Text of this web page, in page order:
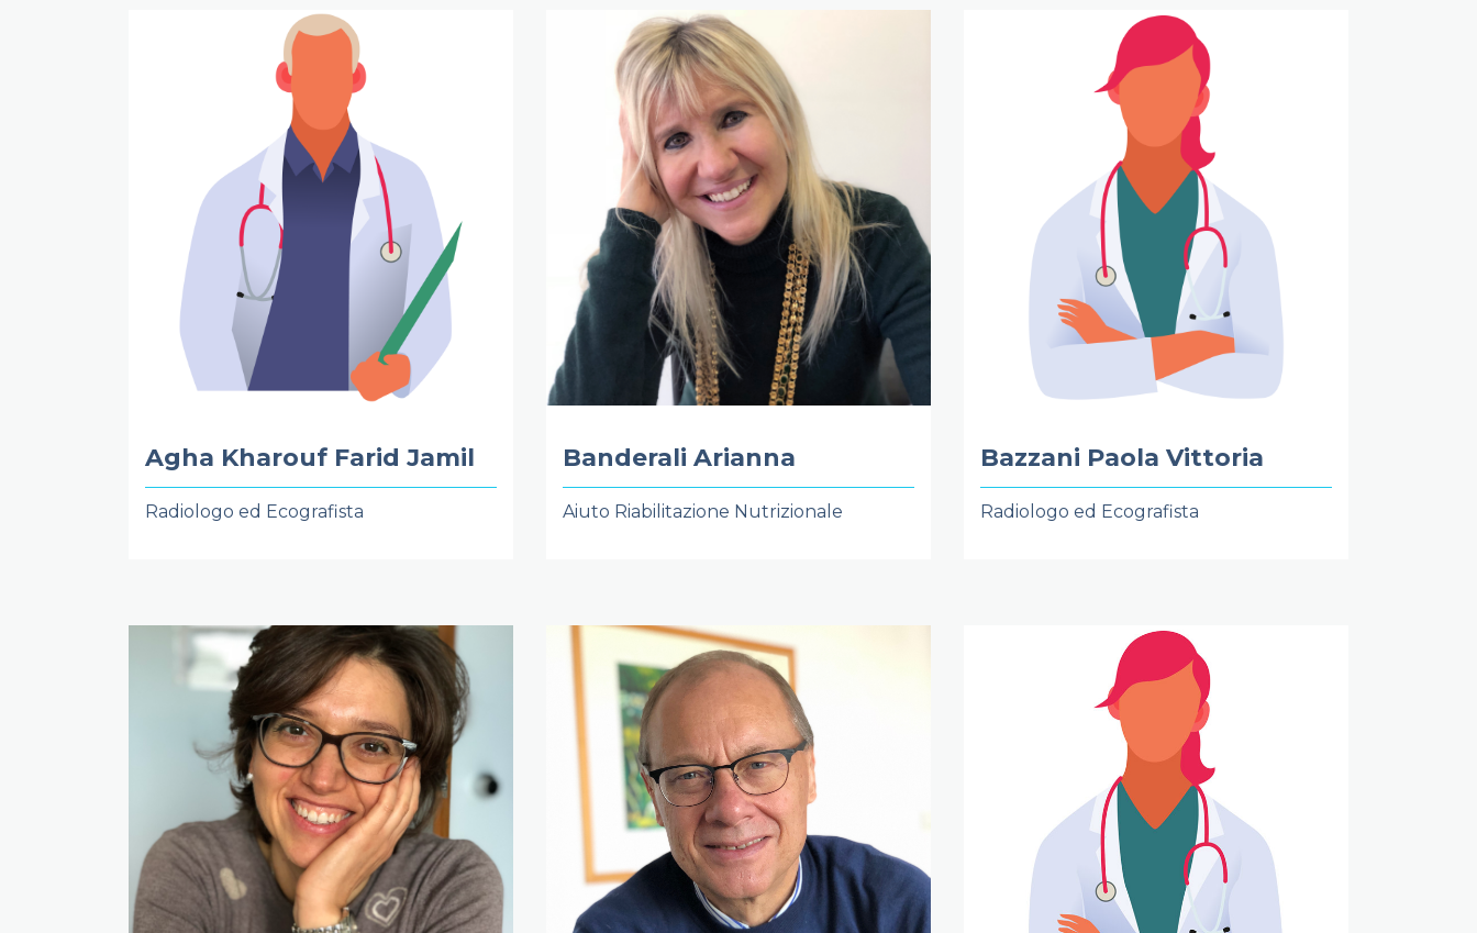
Agha Kharouf Farid Jamil
Radiologo ed Ecografista
Banderali Arianna
Aiuto Riabilitazione Nutrizionale
Bazzani Paola Vittoria
Radiologo ed Ecografista